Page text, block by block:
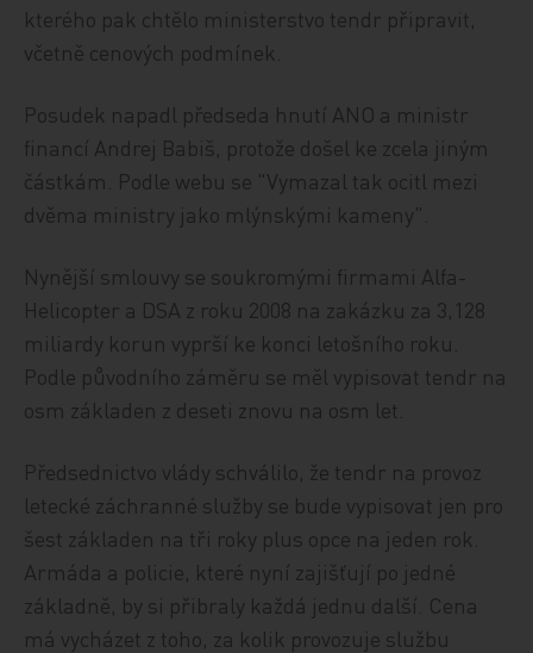
kterého pak chtělo ministerstvo tendr připravit,
včetně cenových podmínek.
Posudek napadl předseda hnutí ANO a ministr
financí Andrej Babiš, protože došel ke zcela jiným
částkám. Podle webu se "Vymazal tak ocitl mezi
dvěma ministry jako mlýnskými kameny".
Nynější smlouvy se soukromými firmami Alfa-
Helicopter a DSA z roku 2008 na zakázku za 3,128
miliardy korun vyprší ke konci letošního roku.
Podle původního záměru se měl vypisovat tendr na
osm základen z deseti znovu na osm let.
Předsednictvo vlády schválilo, že tendr na provoz
letecké záchranné služby se bude vypisovat jen pro
šest základen na tři roky plus opce na jeden rok.
Armáda a policie, které nyní zajišťují po jedné
základně, by si přibraly každá jednu další. Cena
má vycházet z toho, za kolik provozuje službu